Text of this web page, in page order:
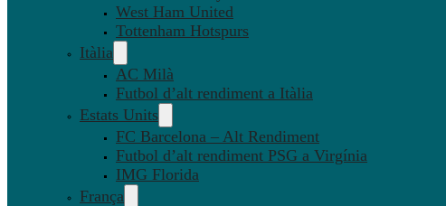
West Ham United
Tottenham Hotspurs
Itàlia
AC Milà
Futbol d’alt rendiment a Itàlia
Estats Units
FC Barcelona – Alt Rendiment
Futbol d’alt rendiment PSG a Virgínia
IMG Florida
França